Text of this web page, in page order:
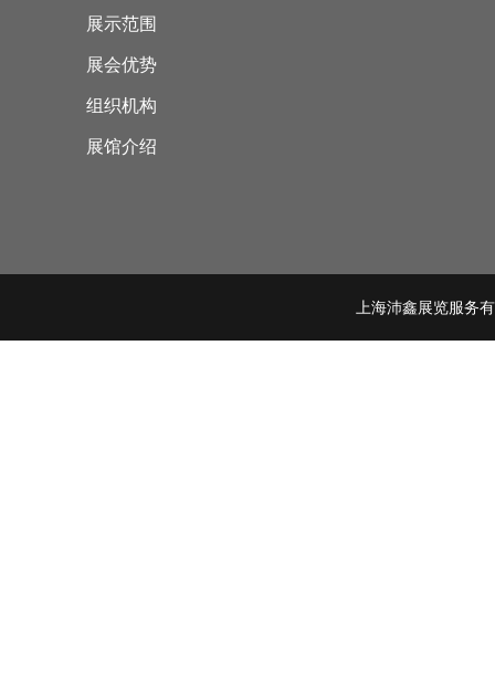
展示范围
展会优势
组织机构
展馆介绍
上海沛鑫展览服